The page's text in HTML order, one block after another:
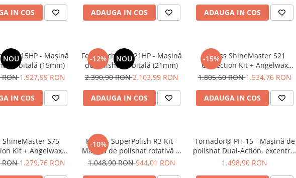
IN COS ADAUGA IN COS ADAUGA IN COS
NOU
V3 15HP - Mașină
orbitală (15mm)
RON1.927,99 RON
IN COS
-12% NOU
Feynmach® V3 21HP - Mașină
de polishat orbitală (21mm)
2.390,90 RON2.103,99 RON
ADAUGA IN COS
-15%
Krauss ShineMaster S21
Correction Kit + Angelwax
Compounds 3x 500ml
1.805,60 RON1.534,76 RON
ADAUGA IN COS
ShineMaster S75
Kit + Angelwax
3x 500ml
RON1.279,76 RON
-10%
Krauss SuperPolish R3 Kit -
Maşină de polishat rotativă şi
accesorii
1.048,90 RON944,01 RON
Tornador® PH-15 - Maşină de
polishat Dual-Action, excentric
15mm
1.498,90 RON